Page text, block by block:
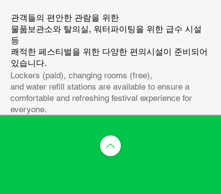
관객들의 편안한 관람을 위한
물품보관소와 탈의실, 워터파이팅을 위한 급수 시설
등
쾌적한 페스티벌을 위한 다양한 편의시설이 준비되어
있습니다.
Lockers (paid), changing rooms (free),
and water refill stations are available to ensure a
comfortable and refreshing festival experience for
everyone.